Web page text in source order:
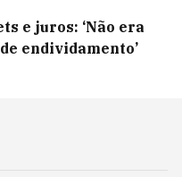
e juros: ‘Não era
endividamento’